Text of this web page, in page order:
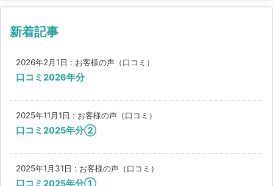
新着記事
2026年2月1日 : お客様の声（口コミ）
口コミ2026年分
2025年11月1日 : お客様の声（口コミ）
口コミ2025年分②
2025年1月31日 : お客様の声（口コミ）
口コミ2025年分①